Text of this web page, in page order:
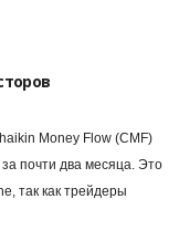
Money Flow (CMF)
почти два месяца. Это
так как трейдеры